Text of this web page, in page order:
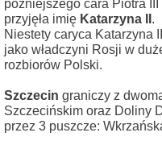
przyjęła imię Katarzyna II
Niestety caryca Katarzyna
jako władczyni Rosji w
rozbiorów Polski.
Szczecin graniczy z
Szczecińskim oraz Doliny
przez 3 puszcze: